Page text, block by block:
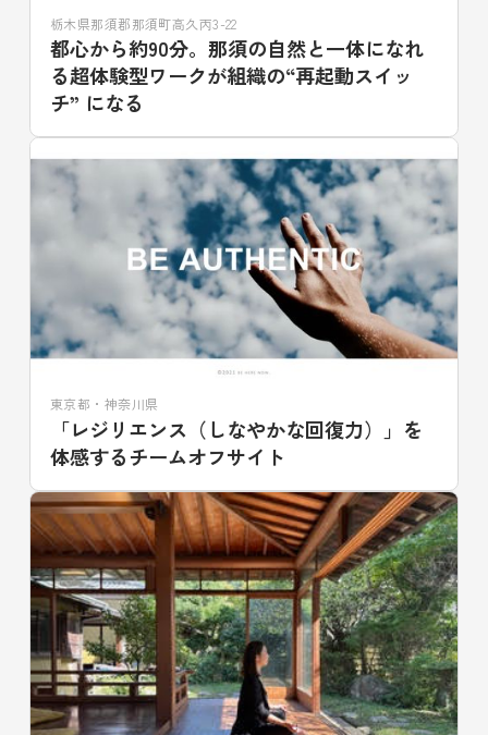
栃木県那須郡那須町高久丙3-22
都心から約90分。那須の自然と一体になれ
る超体験型ワークが組織の“再起動スイッ
チ” になる
東京都・神奈川県
「レジリエンス（しなやかな回復力）」を
体感するチームオフサイト